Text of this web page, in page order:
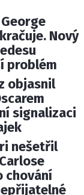
Nový
problém
objasnil
signalizaci
nešetřil
chování